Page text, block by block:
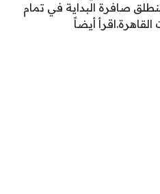
صافرة البداية في تمام
أيضاً